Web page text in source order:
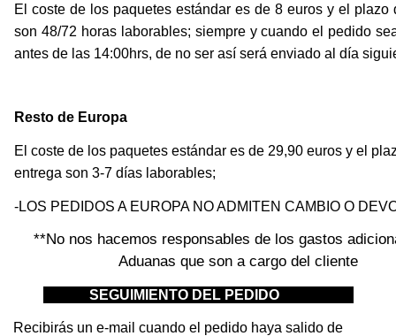
El coste de los paquetes estándar es de 8 euros y el plazo
son 48/72 horas laborables; siempre y cuando el pedido
antes de las 14:00hrs, de no ser así será enviado al día
Resto de Europa
El coste de los paquetes estándar es de 29,90 euros y el
entrega son 3-7 días laborables;
-LOS PEDIDOS A EUROPA NO ADMITEN CAMBIO O
**No nos hacemos responsables de los gastos
Aduanas que son a cargo del cliente
SEGUIMIENTO DEL PEDIDO
Recibirás un e-mail cuando el pedido haya salido de